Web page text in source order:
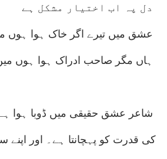
دل پہ اب اختیار مشکل ہے
عشق میں تیرے اگر خاک ہوا ہوں
ہاں مگر صاحب ادراک ہوا ہوں
شاعر عشق حقیقی میں ڈوبا ہوا
کی قدرت کو پہچانتا ہے۔ اور اپنے